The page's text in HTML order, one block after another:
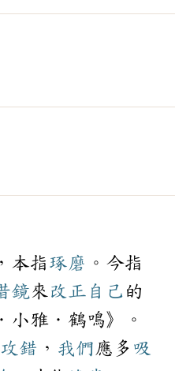
，本指 琢磨 。今指
鏡來改正 自己 的
小雅．鶴鳴》。
攻錯 ， 我們 應多 吸